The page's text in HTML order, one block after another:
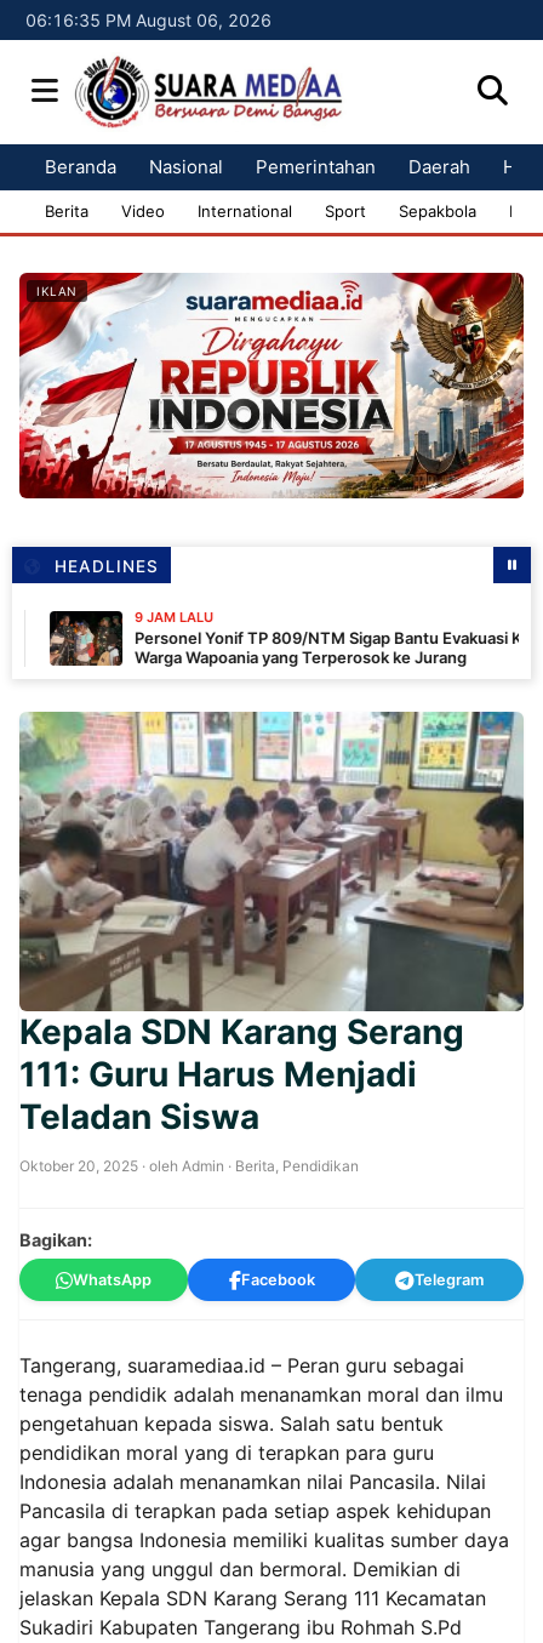
06:16:36 PM August 06, 2026
Beranda Nasional Pemerintahan Daerah
Berita Video International Sport Sepakbola
IKLAN
HEADLINES
9 JAM LALU
Personel Yonif TP 809/NTM Sigap Bantu Evakuasi Kendaraan
Warga Wapoania yang Terperosok ke Jurang
Kepala SDN Karang Serang
111: Guru Harus Menjadi
Teladan Siswa
Oktober 20, 2025 · oleh Admin · Berita, Pendidikan
Bagikan:
WhatsApp Facebook Telegram
Tangerang, suaramediaa.id – Peran guru sebagai
tenaga pendidik adalah menanamkan moral dan ilmu
pengetahuan kepada siswa. Salah satu bentuk
pendidikan moral yang di terapkan para guru
Indonesia adalah menanamkan nilai Pancasila. Nilai
Pancasila di terapkan pada setiap aspek kehidupan
agar bangsa Indonesia memiliki kualitas sumber daya
manusia yang unggul dan bermoral. Demikian di
jelaskan Kepala SDN Karang Serang 111 Kecamatan
Sukadiri Kabupaten Tangerang ibu Rohmah S.Pd